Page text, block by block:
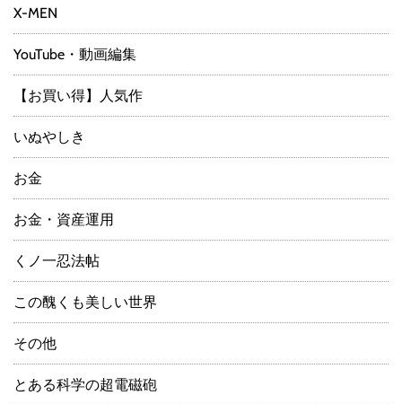
X-MEN
YouTube・動画編集
【お買い得】人気作
いぬやしき
お金
お金・資産運用
くノ一忍法帖
この醜くも美しい世界
その他
とある科学の超電磁砲